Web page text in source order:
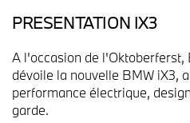
PRESENTATION IX3
A l'occasion de l'Oktoberferst,
dévoile la nouvelle BMW iX3,
performance électrique,
garde.